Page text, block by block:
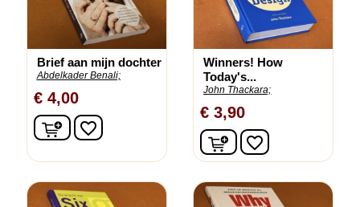
Brief aan mijn dochter
Abdelkader Benali;
€ 4,00
In winkelwagen
favorite_border
Winners! How
Today's...
John Thackara;
€ 3,90
In winkelwagen
favorite_border